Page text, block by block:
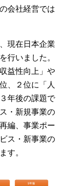
会社経営では
現在日本企業
行いました。
益性向上」や
、２位に「人
年後の課題で
・新規事業の
編、事業ポー
ス・新事業の
す。